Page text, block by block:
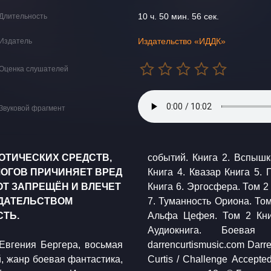
10 ч. 50 мин. 56 сек.
Издательство «ИДДК»
слушателей
фрагмент
СРЕДСТВ,
ПРИЧИНЯЕТ ВРЕД
ЗАПРЕЩЁН И ВЛЕЧЕТ
Бергера, восьмая
жанр боевая фантастика,
событий. Книга 2.
Книга 4. Квазар Книга
Книга 6. Эргосфера. Том
7. Туманность Ориона.
Альфа Цефея. Том 2
Аудиокнига. Боевая
Saké Showdown Darren
Dark Anthem Возрастные